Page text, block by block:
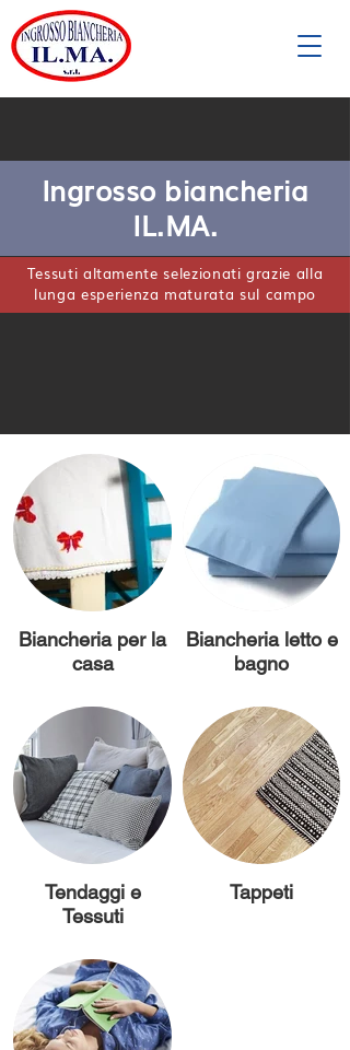
Ingrosso biancheria
IL.MA.
Tessuti altamente selezionati grazie alla
lunga esperienza maturata sul campo
Biancheria per la
casa
Biancheria letto e
bagno
Tendaggi e
Tessuti
Tappeti